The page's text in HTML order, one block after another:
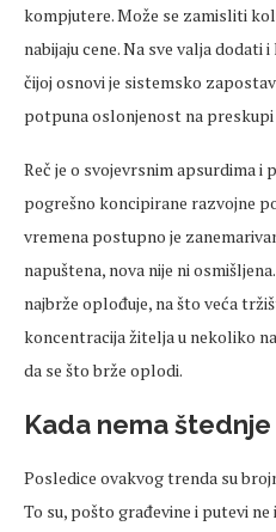
kompjutere. Može se zamisliti
nabijaju cene. Na sve valja
čijoj osnovi je sistemsko
potpuna oslonjenost na
Reč je o svojevrsnim apsurdima i
pogrešno koncipirane razvojne
vremena postupno je
napuštena, nova nije ni
najbrže oplođuje, na što veća
koncentracija žitelja u nekoliko
da se što brže oplodi.
Kada nema štednje
Posledice ovakvog trenda su
To su, pošto građevine i putevi ne